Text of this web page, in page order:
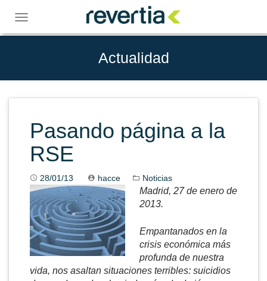
content
Toggle
navigation
Actualidad
Pasando página a la
RSE
28/01/13 hacce Noticias
Madrid, 27 de enero de
2013.
Empantanados en la
crisis económica más
profunda de nuestra
vida, nos asaltan situaciones terribles: suicidios